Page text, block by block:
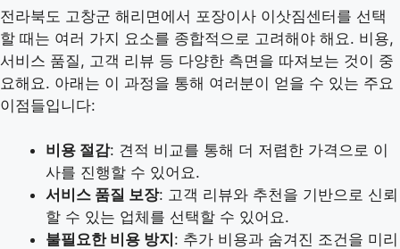
전라북도 고창군 해리면에서 포장이사 이삿짐센터를 선택
할 때는 여러 가지 요소를 종합적으로 고려해야 해요. 비용,
서비스 품질, 고객 리뷰 등 다양한 측면을 따져보는 것이 중
요해요. 아래는 이 과정을 통해 여러분이 얻을 수 있는 주요
이점들입니다:
비용 절감: 견적 비교를 통해 더 저렴한 가격으로 이
사를 진행할 수 있어요.
서비스 품질 보장: 고객 리뷰와 추천을 기반으로 신뢰
할 수 있는 업체를 선택할 수 있어요.
불필요한 비용 방지 : 추가 비용과 숨겨진 조건을 미리